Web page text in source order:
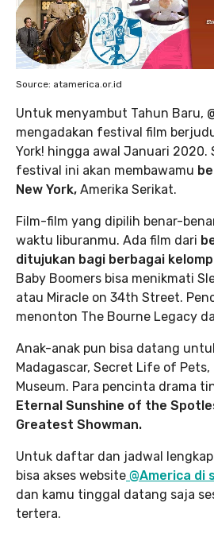
Source: atamerica.or.id
Untuk menyambut Tahun Baru,
mengadakan festival film
York! hingga awal Januari 2020.
festival ini akan membawamu
New York, Amerika Serikat.
Film-film yang dipilih benar-
waktu liburanmu. Ada film dari
ditujukan bagi berbagai
Baby Boomers bisa menikmati
atau Miracle on 34th Street.
menonton The Bourne Legacy
Anak-anak pun bisa datang
Madagascar, Secret Life of
Museum. Para pencinta drama
Eternal Sunshine of the
Greatest Showman.
Untuk daftar dan jadwal
bisa akses website @America di
dan kamu tinggal datang saja
tertera.